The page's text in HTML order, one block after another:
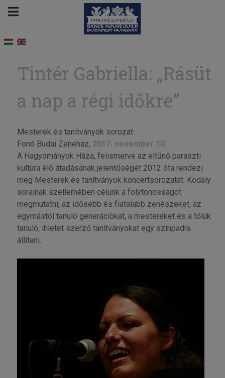
Tintér Gabriella: „Rásüt
a nap a régi időkre”
Mesterek és tanítványok sorozat
Fonó Budai Zeneház, 2017. november 10.
A Hagyományok Háza, felismerve az eltűnő paraszti
kultúra élő átadásának jelentőségét 2012 óta rendezi
meg Mesterek és tanítványok koncertsorozatát. Kodály
sorainak szellemében célunk a folytonosságot
megmutatni, az idősebb és fiatalabb zenészeket, az
egymástól tanuló generációkat, a mestereket és a tőlük
tanuló, ihletet szerző tanítványokat egy színpadra
állítani.